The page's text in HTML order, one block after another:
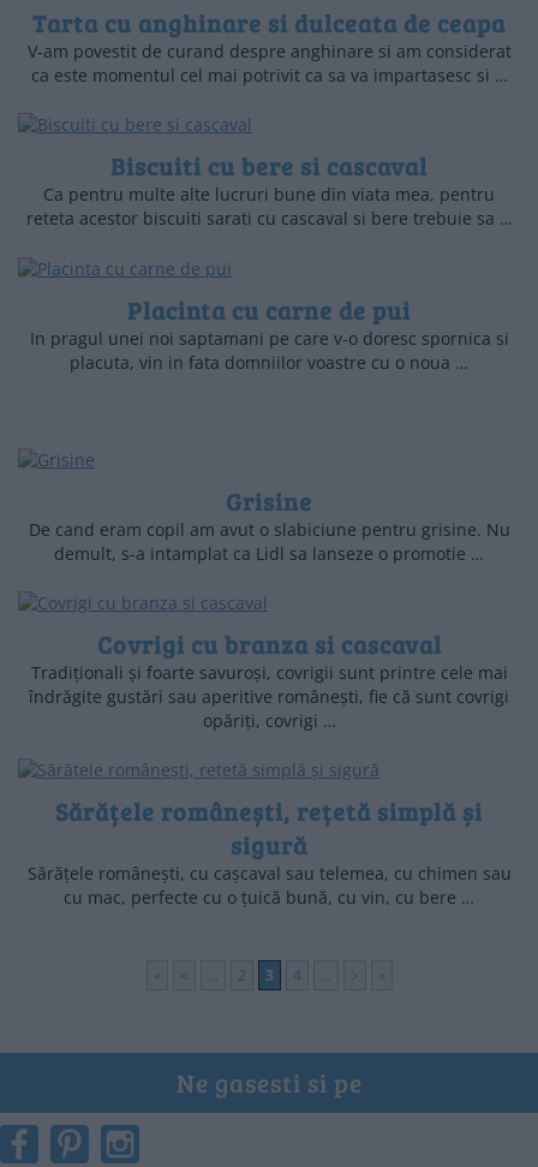
Tarta cu anghinare si dulceata de ceapa
V-am povestit de curand despre anghinare si am considerat
ca este momentul cel mai potrivit ca sa va impartasesc si …
Biscuiti cu bere si cascaval
Ca pentru multe alte lucruri bune din viata mea, pentru
reteta acestor biscuiti sarati cu cascaval si bere trebuie sa …
Placinta cu carne de pui
In pragul unei noi saptamani pe care v-o doresc spornica si
placuta, vin in fata domniilor voastre cu o noua …
Grisine
De cand eram copil am avut o slabiciune pentru grisine. Nu
demult, s-a intamplat ca Lidl sa lanseze o promotie …
Covrigi cu branza si cascaval
Tradiționali și foarte savuroși, covrigii sunt printre cele mai
îndrăgite gustări sau aperitive românești, fie că sunt covrigi
opăriți, covrigi …
Sărățele românești, rețetă simplă și
sigură
Sărățele românești, cu cașcaval sau telemea, cu chimen sau
cu mac, perfecte cu o țuică bună, cu vin, cu bere …
« < ... 2 3 4 ... > »
Ne gasesti si pe